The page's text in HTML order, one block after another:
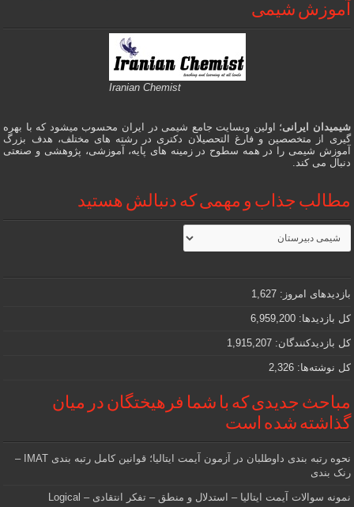
آموزش شیمی
Iranian Chemist
شیمیدان ایرانی؛ اولین وبسایت جامع شیمی در ایران محسوب میشود که با بهره
گیری از متخصصین و فارغ التحصیلان دکتری در رشته های مختلف، هدف بزرگ
آموزش شیمی را در همه سطوح در زمینه های پایه، آموزشی، پژوهشی و صنعتی
دنبال می کند.
مطالب جذاب و مهمی که دنبالش هستید
مطالب
جذاب
و
که
دنبالش
هستید
بازدیدهای امروز: 1,627
کل بازدیدها: 6,959,200
کل بازدیدکنند‌گان: 1,915,207
کل نوشته‌ها: 2,326
مباحث جدیدی که با شما فرهیختگان در میان
گذاشته شده است
نحوه رتبه بندی داوطلبان در آزمون آیمت ایتالیا؛ قوانین کامل رتبه بندی IMAT –
رنک بندی
نمونه سوالات آیمت ایتالیا – استدلال و منطق – تفکر انتقادی – Logical